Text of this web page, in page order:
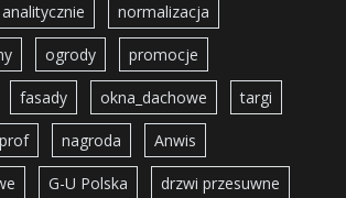
analitycznie normalizacja
ogrody promocje
fasady okna_dachowe targi
nagroda Anwis
G-U Polska drzwi przesuwne